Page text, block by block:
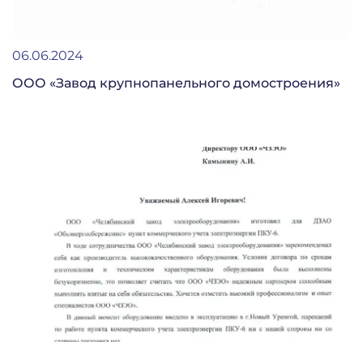
06.06.2024
ООО «Завод крупнопанельного домостроения»